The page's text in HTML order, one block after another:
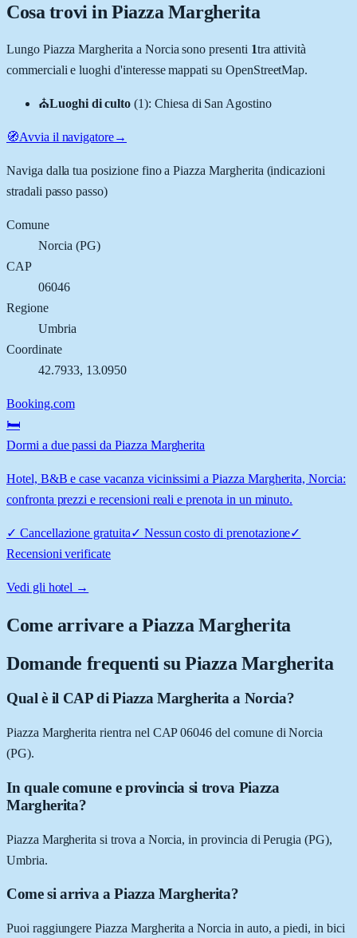
Cosa trovi in Piazza Margherita
Lungo Piazza Margherita a Norcia sono presenti 1tra attività
commerciali e luoghi d'interesse mappati su OpenStreetMap.
⛪Luoghi di culto (1): Chiesa di San Agostino
🧭Avvia il navigatore→
Naviga dalla tua posizione fino aPiazza Margherita (indicazioni
stradali passo passo)
Comune
Norcia (PG)
CAP
06046
Regione
Umbria
Coordinate
42.7933, 13.0950
Booking.com
🛏️
Dormi a due passi da Piazza Margherita
Hotel, B&B e case vacanza vicinissimi a Piazza Margherita, Norcia:
confronta prezzi e recensioni reali e prenota in un minuto.
✓ Cancellazione gratuita✓ Nessun costo di prenotazione✓
Recensioni verificate
Vedi gli hotel →
Come arrivare aPiazza Margherita
Domande frequenti su Piazza Margherita
Qual è il CAP di Piazza Margherita a Norcia?
Piazza Margherita rientra nel CAP 06046 del comune di Norcia
(PG).
In quale comune e provincia si trova Piazza
Margherita?
Piazza Margherita si trova a Norcia, in provincia di Perugia (PG),
Umbria.
Come si arriva a Piazza Margherita?
Puoi raggiungere Piazza Margherita a Norcia in auto, a piedi, in bici